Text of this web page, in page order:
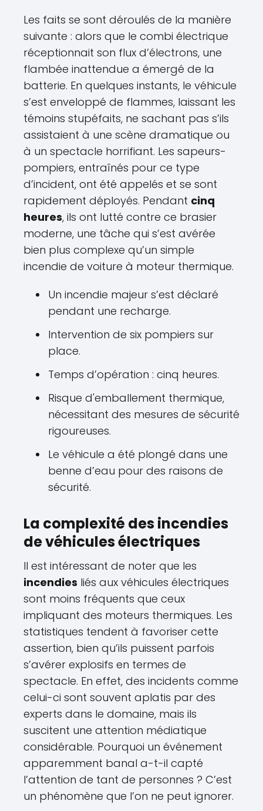
Les faits se sont déroulés de la manière
suivante : alors que le combi électrique
réceptionnait son flux d’électrons, une
flambée inattendue a émergé de la
batterie. En quelques instants, le véhicule
s’est enveloppé de flammes, laissant les
témoins stupéfaits, ne sachant pas s’ils
assistaient à une scène dramatique ou
à un spectacle horrifiant. Les sapeurs-
pompiers, entraînés pour ce type
d’incident, ont été appelés et se sont
rapidement déployés. Pendant cinq
heures, ils ont lutté contre ce brasier
moderne, une tâche qui s’est avérée
bien plus complexe qu’un simple
incendie de voiture à moteur thermique.
Un incendie majeur s’est déclaré
pendant une recharge.
Intervention de six pompiers sur
place.
Temps d’opération : cinq heures.
Risque d'emballement thermique,
nécessitant des mesures de sécurité
rigoureuses.
Le véhicule a été plongé dans une
benne d’eau pour des raisons de
sécurité.
La complexité des incendies
de véhicules électriques
Il est intéressant de noter que les
incendies liés aux véhicules électriques
sont moins fréquents que ceux
impliquant des moteurs thermiques. Les
statistiques tendent à favoriser cette
assertion, bien qu’ils puissent parfois
s’avérer explosifs en termes de
spectacle. En effet, des incidents comme
celui-ci sont souvent aplatis par des
experts dans le domaine, mais ils
suscitent une attention médiatique
considérable. Pourquoi un événement
apparemment banal a-t-il capté
l’attention de tant de personnes ? C’est
un phénomène que l’on ne peut ignorer.